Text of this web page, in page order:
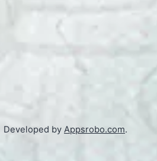
Developed by Appsrobo.com.